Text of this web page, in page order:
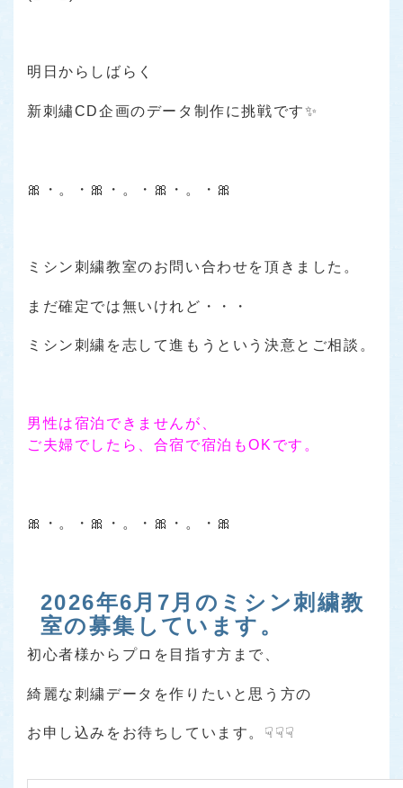
明日からしばらく
新刺繡CD企画のデータ制作に挑戦です✨
🎀・。・🎀・。・🎀・。・🎀
ミシン刺繍教室のお問い合わせを頂きました。
まだ確定では無いけれど・・・
ミシン刺繍を志して進もうという決意とご相談。
男性は宿泊できませんが、
ご夫婦でしたら、合宿で宿泊もOKです。
🎀・。・🎀・。・🎀・。・🎀
2026年6月7月のミシン刺繍教
室の募集しています。
初心者様からプロを目指す方まで、
綺麗な刺繍データを作りたいと思う方の
お申し込みをお待ちしています。☟☟☟